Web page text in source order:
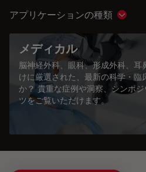
アプリケーションの種類 Show
メディカル
脳神経外科、眼科、形成外科、耳
けに厳選された、最新の科学・臨
か？ 貴重な症例や洞察、シンポ
ツをご覧いただけます。